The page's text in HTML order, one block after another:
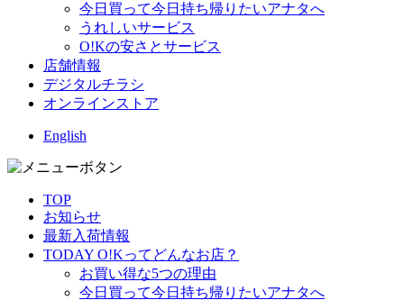
今日買って今日持ち帰りたいアナタへ
うれしいサービス
O!Kの安さとサービス
店舗情報
デジタルチラシ
オンラインストア
English
TOP
お知らせ
最新入荷情報
TODAY O!Kってどんなお店？
お買い得な5つの理由
今日買って今日持ち帰りたいアナタへ